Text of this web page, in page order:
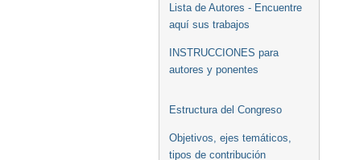
Lista de Autores - Encuentre
aquí sus trabajos
INSTRUCCIONES para
autores y ponentes
Estructura del Congreso
Objetivos, ejes temáticos,
tipos de contribución